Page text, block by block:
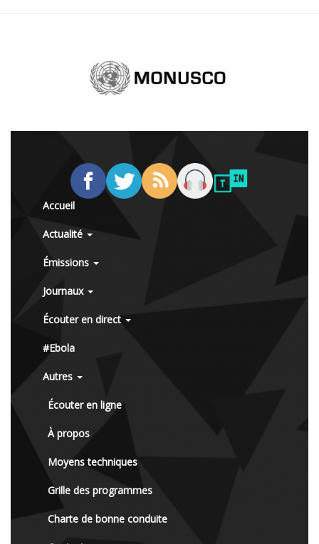
Accueil
Actualité
Émissions
Journaux
Écouter en direct
#Ebola
Autres
Écouter en ligne
À propos
Moyens techniques
Grille des programmes
Charte de bonne conduite